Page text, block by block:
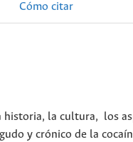
Cómo citar
historia, la cultura, los
y crónico de la